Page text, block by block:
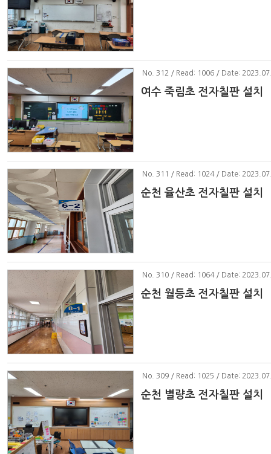
No . 312 / Read: 1006 / Date:
여수 죽림초 전자칠판 설치
No . 311 / Read: 1024 / Date:
순천 율산초 전자칠판 설치
No . 310 / Read: 1064 / Date:
순천 월등초 전자칠판 설치
No . 309 / Read: 1025 / Date:
순천 별량초 전자칠판 설치